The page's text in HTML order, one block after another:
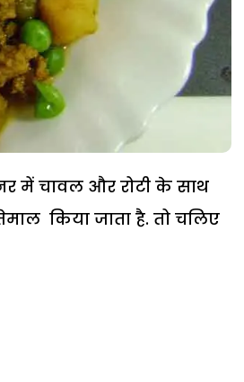
में चावल और रोटी के साथ
किया जाता है. तो चलिए